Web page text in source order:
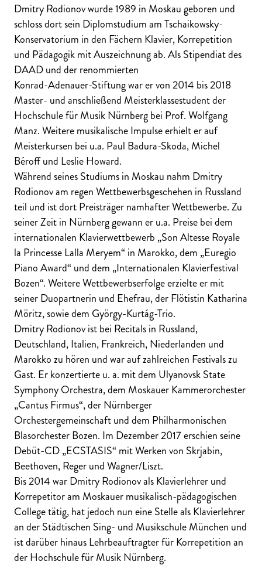
Dmitry Rodionov wurde 1989 in Moskau geboren und
schloss dort sein Diplomstudium am Tschaikowsky-
Konservatorium in den Fächern Klavier, Korrepetition
und Pädagogik mit Auszeichnung ab. Als Stipendiat des
DAAD und der renommierten
Konrad-Adenauer-Stiftung war er von 2014 bis 2018
Master- und anschließend Meisterklassestudent der
Hochschule für Musik Nürnberg bei Prof. Wolfgang
Manz. Weitere musikalische Impulse erhielt er auf
Meisterkursen bei u.a. Paul Badura-Skoda, Michel
Béroff und Leslie Howard.
Während seines Studiums in Moskau nahm Dmitry
Rodionov am regen Wettbewerbsgeschehen in Russland
teil und ist dort Preisträger namhafter Wettbewerbe. Zu
seiner Zeit in Nürnberg gewann er u.a. Preise bei dem
internationalen Klavierwettbewerb „Son Altesse Royale
la Princesse Lalla Meryem“ in Marokko, dem „Euregio
Piano Award“ und dem „Internationalen Klavierfestival
Bozen“. Weitere Wettbewerbserfolge erzielte er mit
seiner Duopartnerin und Ehefrau, der Flötistin Katharina
Möritz, sowie dem György-Kurtág-Trio.
Dmitry Rodionov ist bei Recitals in Russland,
Deutschland, Italien, Frankreich, Niederlanden und
Marokko zu hören und war auf zahlreichen Festivals zu
Gast. Er konzertierte u. a. mit dem Ulyanovsk State
Symphony Orchestra, dem Moskauer Kammerorchester
„Cantus Firmus“, der Nürnberger
Orchestergemeinschaft und dem Philharmonischen
Blasorchester Bozen. Im Dezember 2017 erschien seine
Debüt-CD „ECSTASIS“ mit Werken von Skrjabin,
Beethoven, Reger und Wagner/Liszt.
Bis 2014 war Dmitry Rodionov als Klavierlehrer und
Korrepetitor am Moskauer musikalisch-pädagogischen
College tätig, hat jedoch nun eine Stelle als Klavierlehrer
an der Städtischen Sing- und Musikschule München und
ist darüber hinaus Lehrbeauftragter für Korrepetition an
der Hochschule für Musik Nürnberg.